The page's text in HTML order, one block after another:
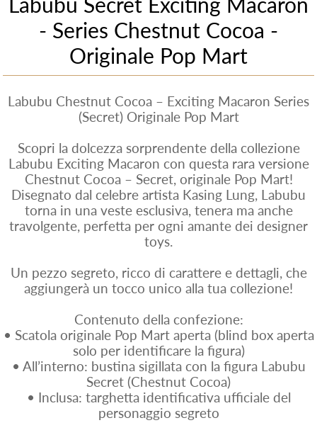
- Series Chestnut Cocoa -
Originale Pop Mart
Labubu Chestnut Cocoa – Exciting Macaron Series
(Secret) Originale Pop Mart
Scopri la dolcezza sorprendente della collezione
Labubu Exciting Macaron con questa rara versione
Chestnut Cocoa – Secret, originale Pop Mart!
Disegnato dal celebre artista Kasing Lung, Labubu
torna in una veste esclusiva, tenera ma anche
travolgente, perfetta per ogni amante dei designer
toys.
Un pezzo segreto, ricco di carattere e dettagli, che
aggiungerà un tocco unico alla tua collezione!
Contenuto della confezione:
• Scatola originale Pop Mart aperta (blind box aperta
solo per identificare la figura)
• All’interno: bustina sigillata con la figura Labubu
Secret (Chestnut Cocoa)
• Inclusa: targhetta identificativa ufficiale del
personaggio segreto